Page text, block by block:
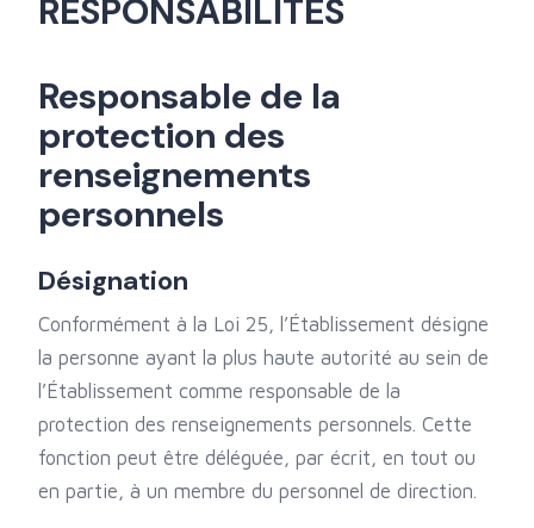
RESPONSABILITÉS
Responsable de la
protection des
renseignements
personnels
Désignation
Conformément à la Loi 25, l’Établissement désigne
la personne ayant la plus haute autorité au sein de
l’Établissement comme responsable de la
protection des renseignements personnels. Cette
fonction peut être déléguée, par écrit, en tout ou
en partie, à un membre du personnel de direction.